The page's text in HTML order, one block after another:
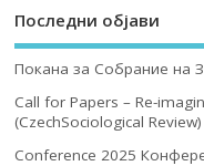
Последни објави
Покана за Собрание на
Call for Papers – Re-
(CzechSociological Review)
Conference 2025